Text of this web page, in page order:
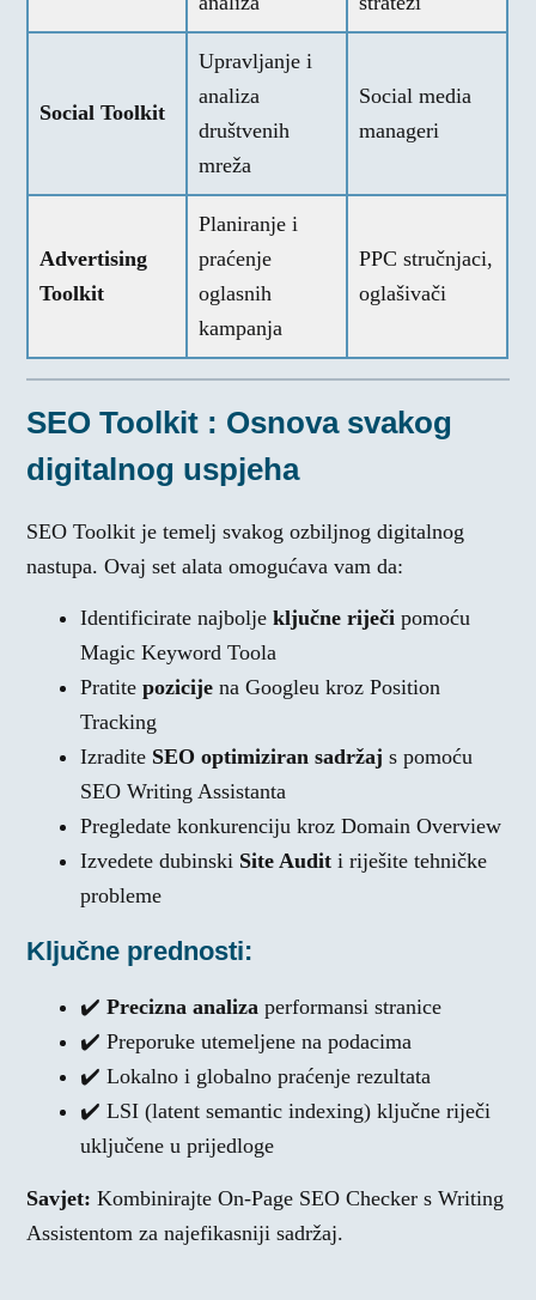
Social Toolkit
Upravljanje i
analiza
društvenih
mreža
Social media
manageri
Advertising
Toolkit
Planiranje i
praćenje
oglasnih
kampanja
PPC stručnjaci,
oglašivači
SEO Toolkit : Osnova svakog
digitalnog uspjeha
SEO Toolkit je temelj svakog ozbiljnog digitalnog
nastupa. Ovaj set alata omogućava vam da:
Identificirate najboljeključne riječi pomoću
Magic Keyword Toola
Pratitepozicije na Googleu kroz Position
Tracking
Izradite SEO optimiziran sadržaj s pomoću
SEO Writing Assistanta
Pregledate konkurenciju kroz Domain Overview
Izvedete dubinski Site Audit i riješite tehničke
probleme
Ključne prednosti:
✔️Precizna analiza performansi stranice
✔️ Preporuke utemeljene na podacima
✔️ Lokalno i globalno praćenje rezultata
✔️ LSI (latent semantic indexing) ključne riječi
uključene u prijedloge
Savjet: Kombinirajte On-Page SEO Checker s Writing
Assistentom za najefikasniji sadržaj.